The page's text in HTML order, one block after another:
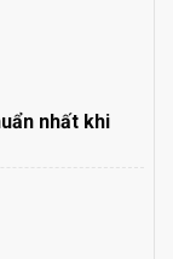
nhất khi